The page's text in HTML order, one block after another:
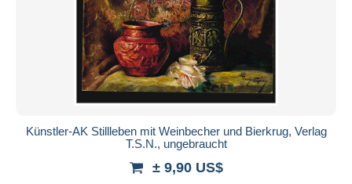
Künstler-AK Stillleben mit Weinbecher und Bierkrug, Verlag
T.S.N., ungebraucht
± 9,90 US$